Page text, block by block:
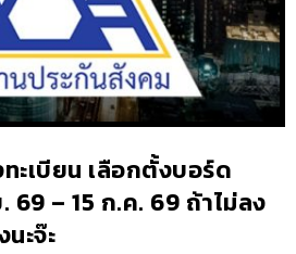
ะเบียน เลือกตั้งบอร์ด
69 – 15 ก.ค. 69 ถ้าไม่ลง
ะจ๊ะ